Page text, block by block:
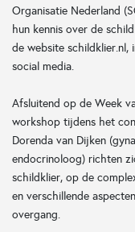
Organisatie Nederland
hun kennis over de
de website schildklier.nl,
social media.
Afsluitend op de Week
workshop tijdens het
Dorenda van Dijken
endocrinoloog) richten
schildklier, op de
en verschillende
overgang.